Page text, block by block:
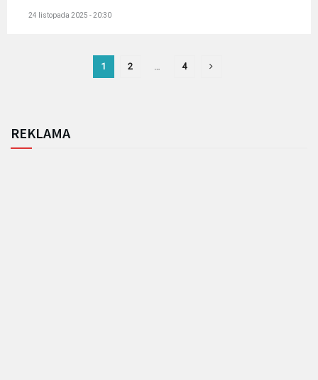
24 listopada 2025 - 20:30
1 2 … 4
REKLAMA